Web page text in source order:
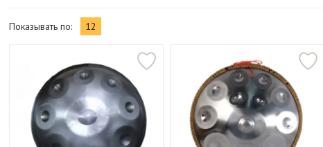
Показывать по: 12